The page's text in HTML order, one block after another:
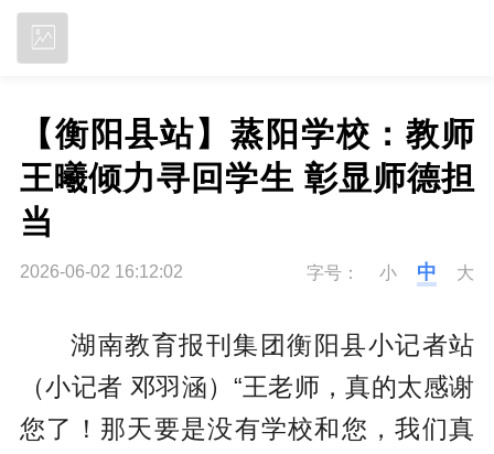
【衡阳县站】蒸阳学校：教师
王曦倾力寻回学生 彰显师德担
当
2026-06-02 16:12:02 字号： 小 中 大
湖南教育报刊集团衡阳县小记者站
（小记者 邓羽涵）“王老师，真的太感谢
您了！那天要是没有学校和您，我们真